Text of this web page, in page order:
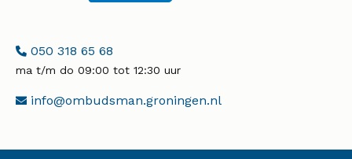
Telefoonnummer:
050 318 65 68
ma t/m do 09:00 tot 12:30 uur
E-info@ombudsman.groningen.nl